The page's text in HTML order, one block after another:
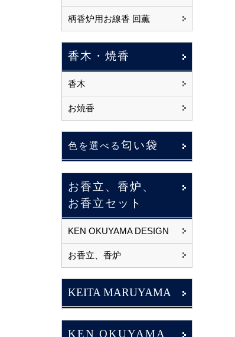
柄香炉用お線香 回薫
香木・焼香
香木
お焼香
色を選べる 匂い袋
お香立、香炉、
お香立セット
KEN OKUYAMA DESIGN
お香立、香炉
KEITA MARUYAMA
KEN OKUYAMA